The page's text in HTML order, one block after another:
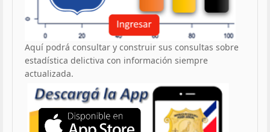
Aquí podrá consultar y construir sus consultas sobre
estadística delictiva con información siempre
actualizada.